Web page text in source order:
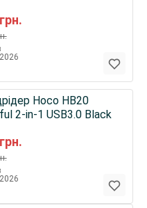
грн.
грн.
Hoco HB20
2-in-1 USB3.0 Black